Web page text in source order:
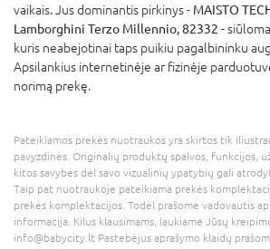
vaikais. Jus dominantis pirkinys - MAISTO
Lamborghini Terzo Millennio, 82332 -
kuris neabejotinai taps puikiu pagalbininku
Apsilankius internetinėje ar fizinėje
norimą prekę.
Pateikiamos prekės nuotraukos yra skirtos tik
pavyzdinės. Originalių produktų spalvos, funkcijos,
kitos savybės dėl savo vizualinių ypatybių gali
Taip pat nuotraukoje pateikiama prekės
prekės komplektacijos. Todėl prašome vadovautis
informacija. Kilus klausimams, laukiame Jūsų
info@babycity.lt Pastebėjus aprašymo klaidų